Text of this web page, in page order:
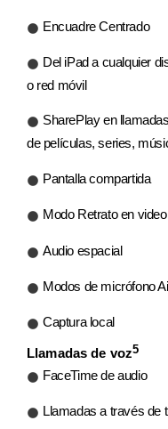
Encuadre Centrado
Del iPad a cualquier
o red móvil
SharePlay en
de películas, series,
Pantalla compartida
Modo Retrato en
Audio espacial
Modos de micrófono
Captura local
Llamadas de voz5
FaceTime de audio
Llamadas a través de